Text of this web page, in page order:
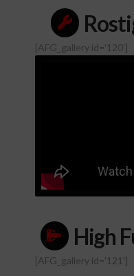
[AFG_gallery id='120']
High
[AFG_gallery id='121']